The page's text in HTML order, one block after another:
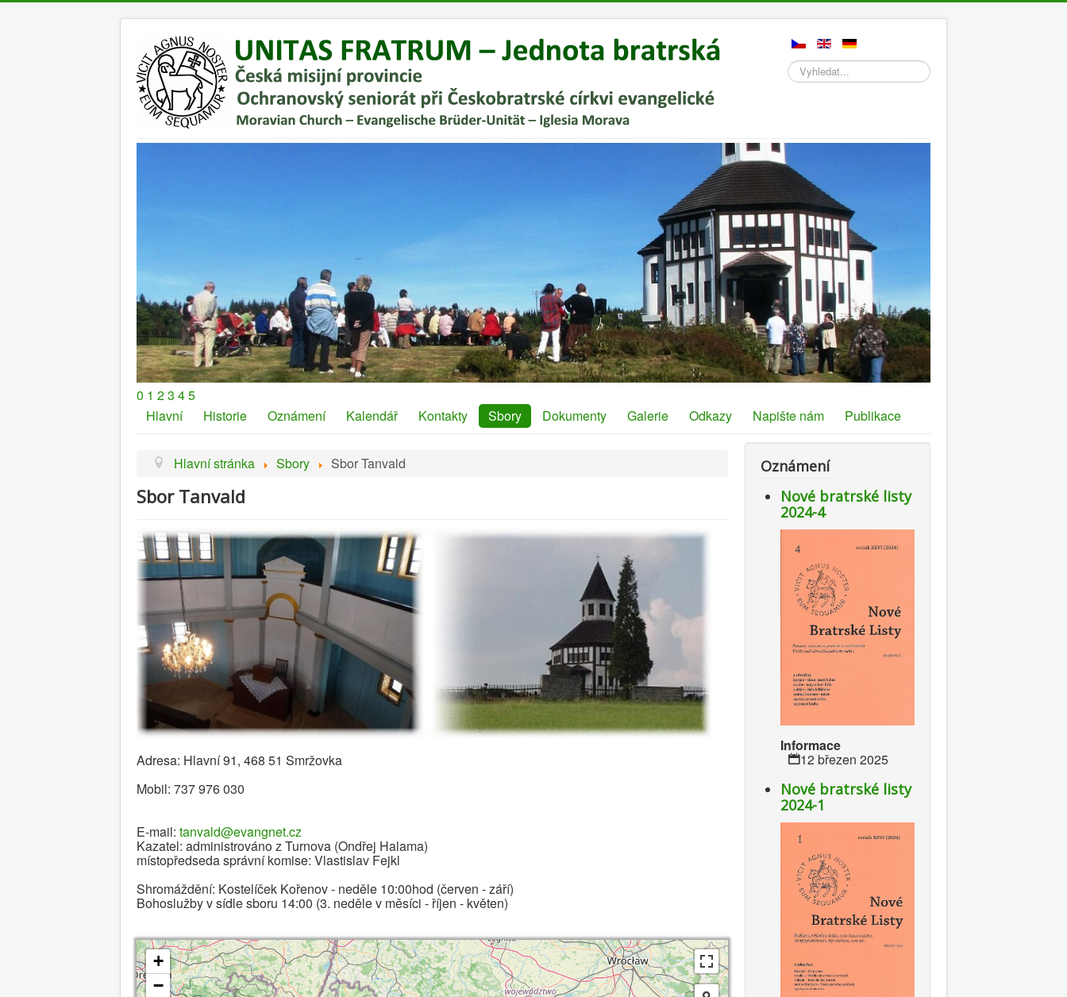
Hledat
0 1 23 45
Hlavní
Historie Oznámení Kalendář Kontakty Sbory Dokumenty Galerie Odkazy Napište nám Publikace
Hlavní stránka Sbory Sbor Tanvald
Sbor Tanvald
Adresa: Hlavní 91, 468 51 Smržovka
Mobil: 737 976 030
E-mail: tanvald@evangnet.cz
Kazatel: administrováno z Turnova (Ondřej Halama)
místopředseda správní komise: Vlastislav Fejkl
Shromáždění: Kostelíček Kořenov - neděle 10:00hod (červen - září)
Bohoslužby v sídle sboru 14:00 (3. neděle v měsíci - říjen - květen)
+
−
Oznámení
Nové bratrské listy
2024-4
Informace
12 březen 2025
Nové bratrské listy
2024-1